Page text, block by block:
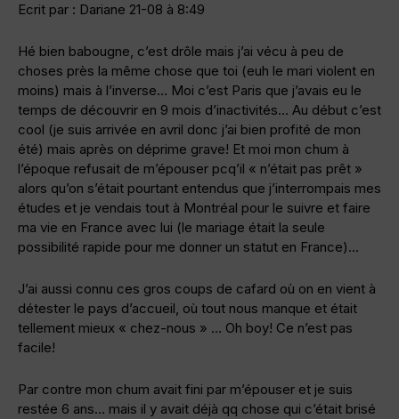
Ecrit par : Dariane 21-08 à 8:49
Hé bien babougne, c’est drôle mais j’ai vécu à peu de
choses près la même chose que toi (euh le mari violent en
moins) mais à l’inverse… Moi c’est Paris que j’avais eu le
temps de découvrir en 9 mois d’inactivités… Au début c’est
cool (je suis arrivée en avril donc j’ai bien profité de mon
été) mais après on déprime grave! Et moi mon chum à
l’époque refusait de m’épouser pcq’il « n’était pas prêt »
alors qu’on s’était pourtant entendus que j’interrompais mes
études et je vendais tout à Montréal pour le suivre et faire
ma vie en France avec lui (le mariage était la seule
possibilité rapide pour me donner un statut en France)…
J’ai aussi connu ces gros coups de cafard où on en vient à
détester le pays d’accueil, où tout nous manque et était
tellement mieux « chez-nous » … Oh boy! Ce n’est pas
facile!
Par contre mon chum avait fini par m’épouser et je suis
restée 6 ans… mais il y avait déjà qq chose qui c’était brisé